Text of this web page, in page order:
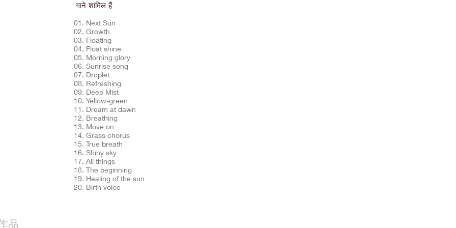
गाने शामिल हैं
01. Next Sun
02. Growth
03. Floating
04, Float shine
05. Morning glory
06. Sunrise song
07. Droplet
08. Refreshing
09. Deep Mist
10. Yellow-green
11. Dream at dawn
12. Breathing
13. Move on
14. Grass chorus
15. True breath
16. Shiny sky
17. All things
18. The beginning
19. Healing of the sun
20. Birth voice
品